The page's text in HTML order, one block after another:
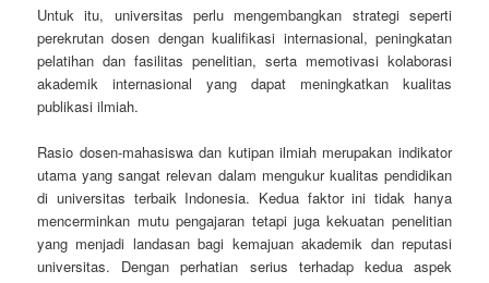
Untuk itu, universitas perlu mengembangkan strategi seperti
perekrutan dosen dengan kualifikasi internasional, peningkatan
pelatihan dan fasilitas penelitian, serta memotivasi kolaborasi
akademik internasional yang dapat meningkatkan kualitas
publikasi ilmiah.
Rasio dosen-mahasiswa dan kutipan ilmiah merupakan indikator
utama yang sangat relevan dalam mengukur kualitas pendidikan
di universitas terbaik Indonesia. Kedua faktor ini tidak hanya
mencerminkan mutu pengajaran tetapi juga kekuatan penelitian
yang menjadi landasan bagi kemajuan akademik dan reputasi
universitas. Dengan perhatian serius terhadap kedua aspek